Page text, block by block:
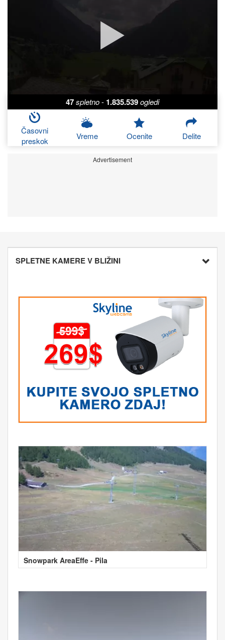
47spletno- 1.835.539ogledi
Časovni
preskok
Vreme Ocenite Delite
Advertisement
SPLETNE KAMERE V BLIŽINI
Snowpark AreaEffe - Pila